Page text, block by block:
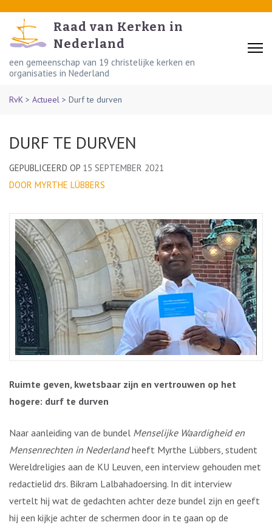
content
(Press
Enter)
Raad van Kerken in
Nederland
een gemeenschap van 19 christelijke kerken en
organisaties in Nederland
RvK > Actueel > Durf te durven
DURF TE DURVEN
GEPUBLICEERD OP 15 SEPTEMBER 2021
DOOR MYRTHE LÜBBERS
Ruimte geven, kwetsbaar zijn en vertrouwen op het
hogere: durf te durven
Naar aanleiding van de bundel Menselijke Waardigheid en
Mensenrechten in Nederlandheeft Myrthe Lübbers, student
Wereldreligies aan de KU Leuven, een interview gehouden met
redactielid drs. Bikram Lalbahadoersing. In dit interview
vertelt hij wat de gedachten achter deze bundel zijn en geeft
hij een kijkje achter de schermen door in te gaan op de